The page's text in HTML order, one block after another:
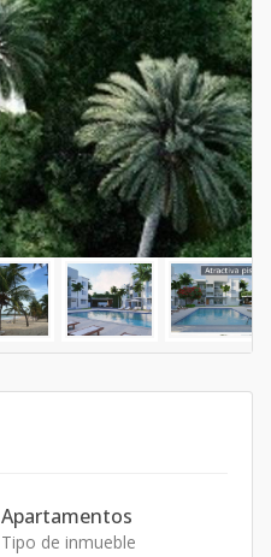
Apartamentos
Tipo de inmueble